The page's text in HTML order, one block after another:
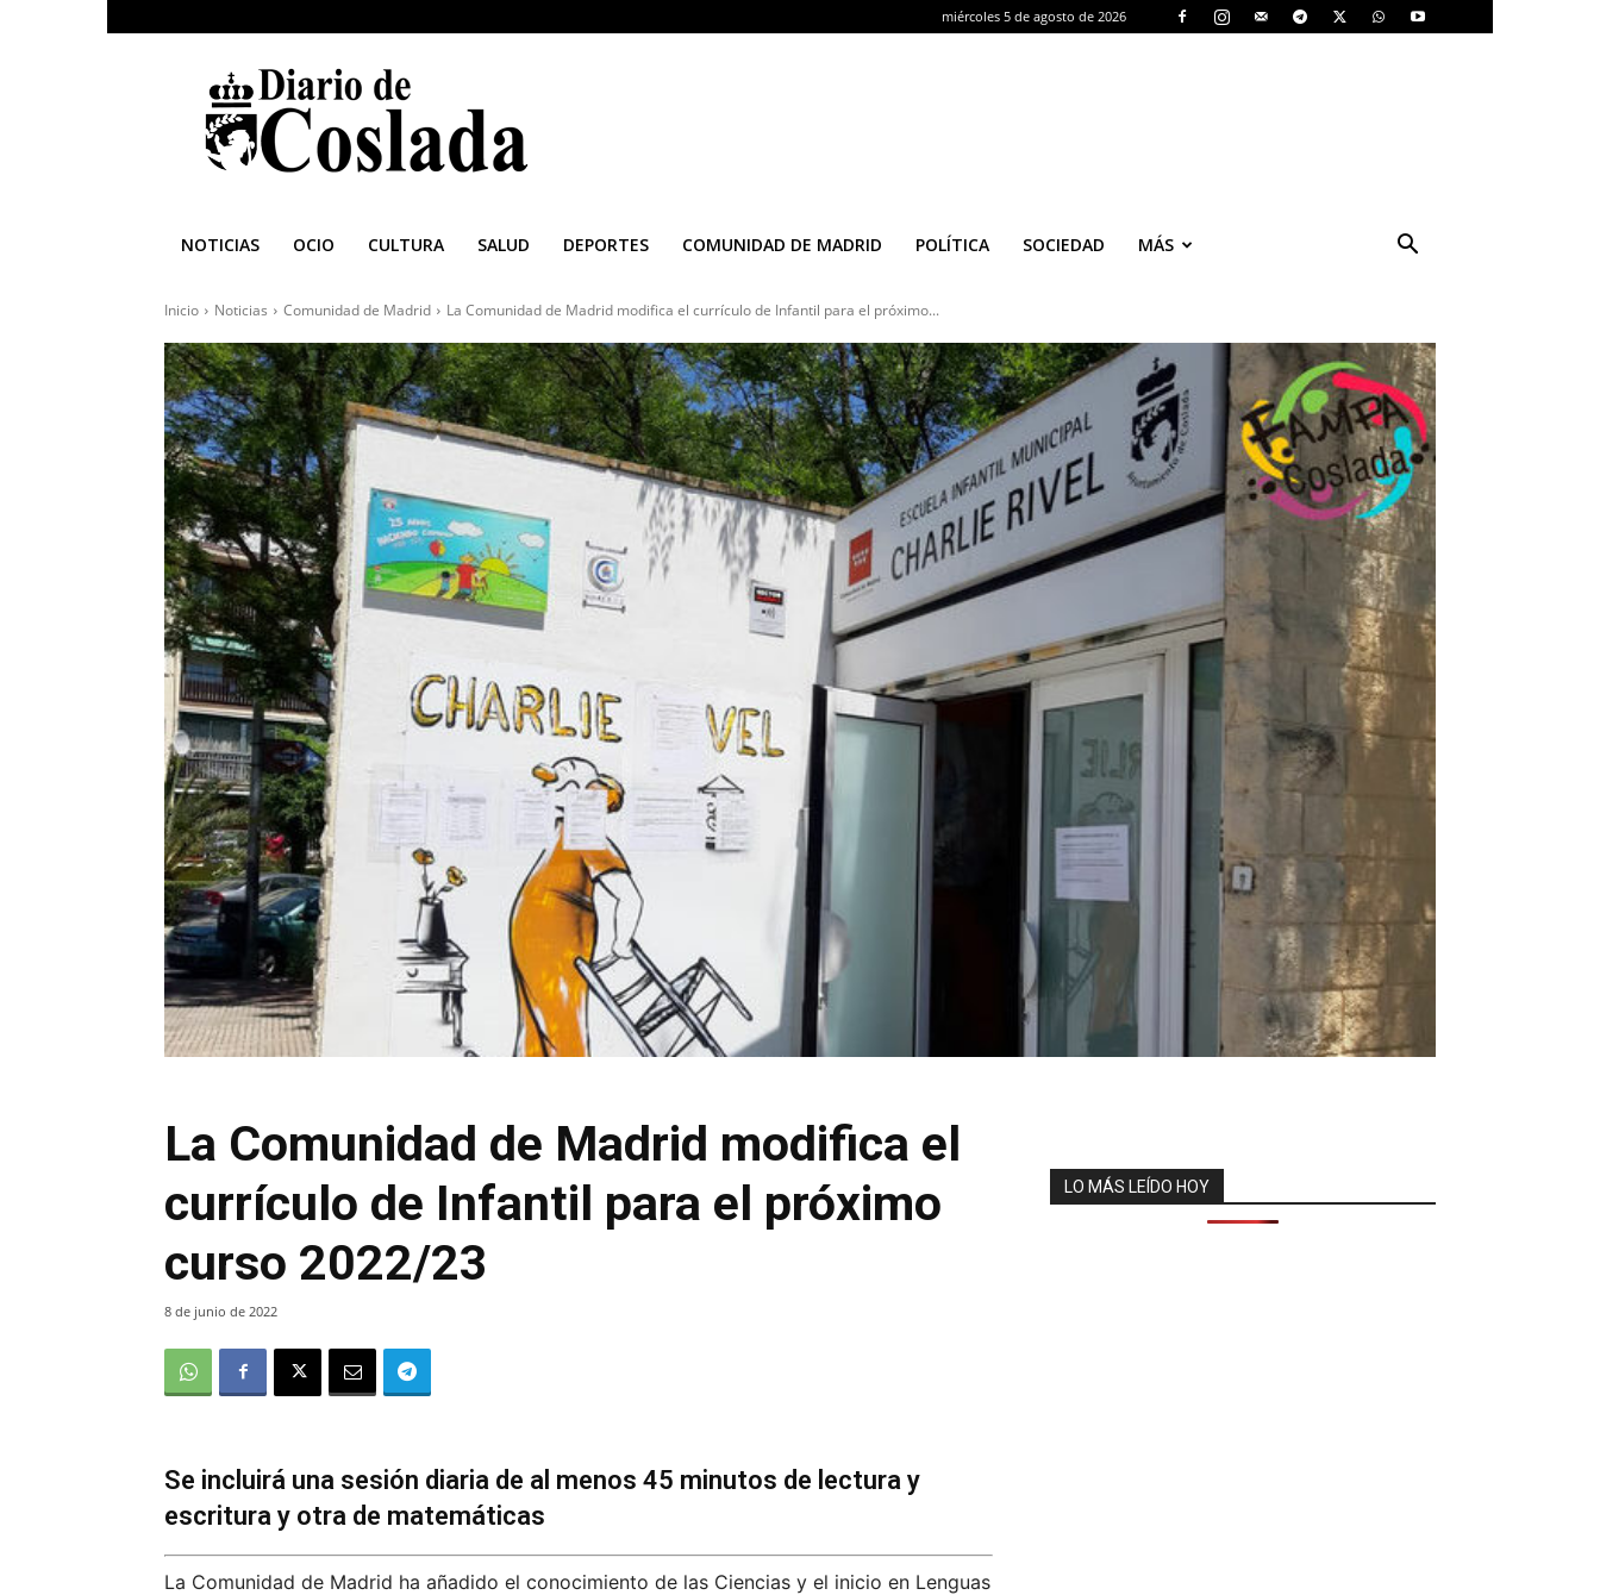
miércoles 5 de agosto de 2026
Diario
de
Coslada
NOTICIAS OCIO CULTURA SALUD DEPORTES COMUNIDAD DE MADRID POLÍTICA SOCIEDAD MÁS
Inicio Noticias Comunidad de Madrid La Comunidad de Madrid modifica el currículo de Infantil para el próximo...
La Comunidad de Madrid modifica el
currículo de Infantil para el próximo
curso 2022/23
8 de junio de 2022
Se incluirá una sesión diaria de al menos 45 minutos de lectura y
escritura y otra de matemáticas
La Comunidad de Madrid ha añadido el conocimiento de las Ciencias y el inicio en Lenguas
LO MÁS LEÍDO HOY